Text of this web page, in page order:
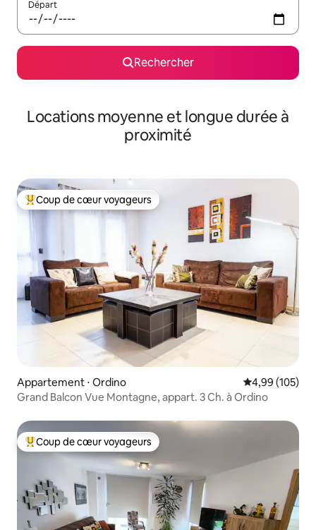
Départ
Rechercher
Locations moyenne et longue durée à
proximité
Coups de cœur voyageurs les plus appréciés
Coup de cœur voyageurs
Appartement ⋅ Ordino Évaluation
4,99 (105)
Grand Balcon Vue Montagne, appart. 3 Ch. à Ordino
Coups de cœur voyageurs les plus appréciés
Coup de cœur voyageurs